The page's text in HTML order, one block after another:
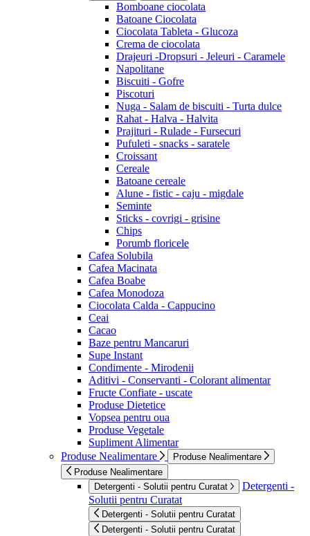
Bomboane ciocolata
Batoane Ciocolata
Ciocolata Tableta - Glucoza
Crema de ciocolata
Drajeuri -Dropsuri - Jeleuri - Caramele
Napolitane
Biscuiti - Gofre
Piscoturi
Nuga - Salam de biscuiti - Turta dulce
Rahat - Halva - Halvita
Prajituri - Rulade - Fursecuri
Pufuleti - snacks - saratele
Croissant
Cereale
Batoane cereale
Alune - fistic - caju - migdale
Seminte
Sticks - covrigi - grisine
Chips
Porumb floricele
Cafea Solubila
Cafea Macinata
Cafea Boabe
Cafea Monodoza
Ciocolata Calda - Cappucino
Ceai
Cacao
Baze pentru Mancaruri
Supe Instant
Condimente - Mirodenii
Aditivi - Conservanti - Colorant alimentar
Fructe Confiate - uscate
Produse Dietetice
Vopsea pentru oua
Produse Vegetale
Supliment Alimentar
Produse Nealimentare
Produse Nealimentare
Produse Nealimentare
Detergenti - Solutii pentru Curatat
Detergenti -
Solutii pentru Curatat
Detergenti - Solutii pentru Curatat
Detergenti - Solutii pentru Curatat